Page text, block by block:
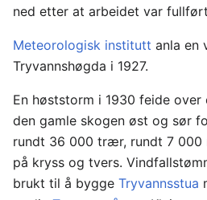
ned etter at arbeidet var
Meteorologisk institutt anla en
Tryvannshøgda i 1927.
En høststorm i 1930 feide
den gamle skogen øst og sør
rundt 36 000 trær, rundt 7 000
på kryss og tvers.
brukt til å bygge Tryvannsstua